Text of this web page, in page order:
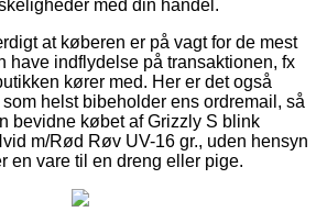
med din handel.
at køberen er på vagt for de mest
have indflydelse på transaktionen, fx
kører med. Her er det også
helst bibeholder ens ordremail, så
bevidne købet af Grizzly S blink
m/Rød Røv UV-16 gr., uden hensyn
en vare til en dreng eller pige.